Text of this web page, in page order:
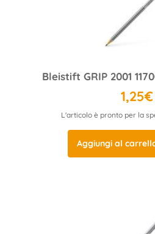
1,25€
L'articolo è pronto per la
Aggiungi al